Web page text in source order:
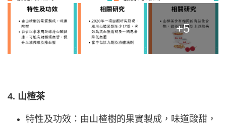
+5
4. 山楂茶
特性及功效：由山楂樹的果實製成，味道酸甜，